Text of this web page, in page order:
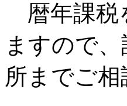
暦年課税
ますので
所までご相